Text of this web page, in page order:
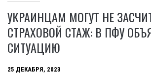
УКРАИНЦАМ МОГУТ НЕ
СТРАХОВОЙ СТАЖ: В ПФУ
СИТУАЦИЮ
25 ДЕКАБРЯ, 2023